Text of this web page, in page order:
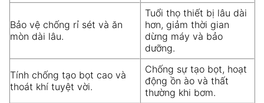
Bảo vệ chống rỉ sét và ăn
mòn dài lâu.
Tuổi thọ thiết bị lâu dài
hơn, giảm thời gian
dừng máy và bảo
dưỡng.
Tính chống tạo bọt cao và
thoát khí tuyệt vời.
Chống sự tạo bọt, hoạt
động ồn ào và thất
thường khi bơm.